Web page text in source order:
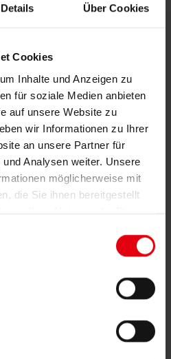
Details Über Cookies
Cookies
Inhalte und Anzeigen zu
für soziale Medien anbieten
auf unsere Website zu
wir Informationen zu Ihrer
an unsere Partner für
Analysen weiter. Unsere
möglicherweise mit
die Sie ihnen bereitgestellt
Modeling (BIM)
und Projektleitung
(ÖBA)
Kontrolle
Vertragsmanagement